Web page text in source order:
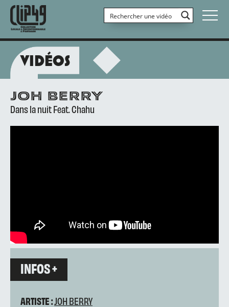
VIDÉOS
JOH BERRY
Dans la nuit Feat. Chahu
INFOS +
ARTISTE : JOH BERRY